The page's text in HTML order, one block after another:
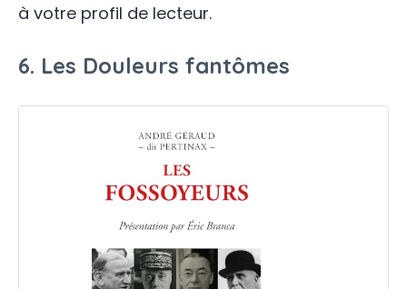
à votre profil de lecteur.
6. Les Douleurs fantômes